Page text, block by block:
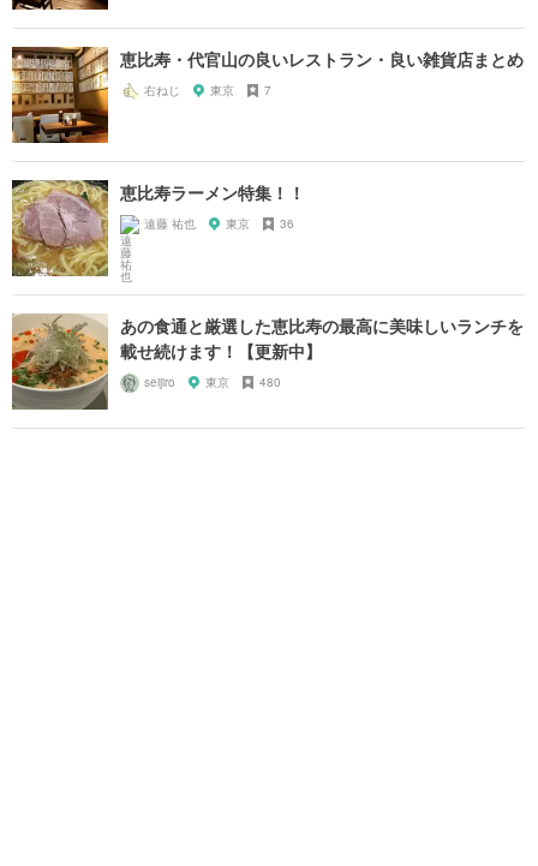
恵比寿・代官山の良いレストラン・良い雑貨店まとめ
右ねじ 東京 7
恵比寿ラーメン特集！！
遠藤 祐也 東京 36
あの食通と厳選した恵比寿の最高に美味しいランチを
載せ続けます！【更新中】
seijiro 東京 480